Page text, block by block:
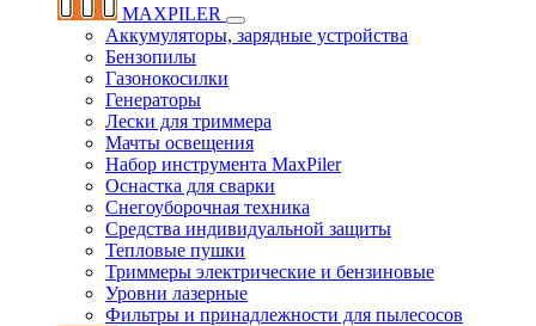
MAXPILER
Аккумуляторы, зарядные устройства
Бензопилы
Газонокосилки
Генераторы
Лески для триммера
Мачты освещения
Набор инструмента MaxPiler
Оснастка для сварки
Снегоуборочная техника
Средства индивидуальной защиты
Тепловые пушки
Триммеры электрические и бензиновые
Уровни лазерные
Фильтры и принадлежности для пылесосов